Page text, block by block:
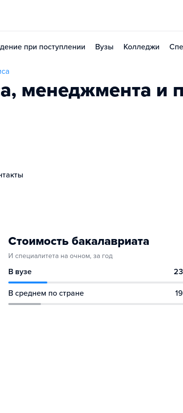
при поступлении Вузы Колледжи
менеджмента и
Стоимость бакалавриата
И специалитета на очном, за год
В вузе
В среднем по стране